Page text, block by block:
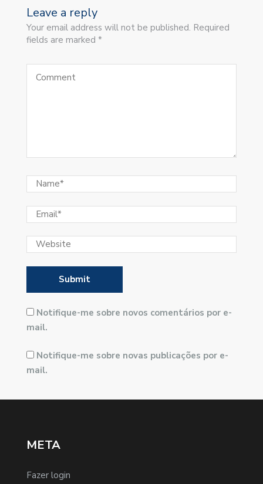
Leave a reply
Your email address will not be published. Required
fields are marked *
Notifique-me sobre novos comentários por e-
mail.
Notifique-me sobre novas publicações por e-
mail.
META
Fazer login